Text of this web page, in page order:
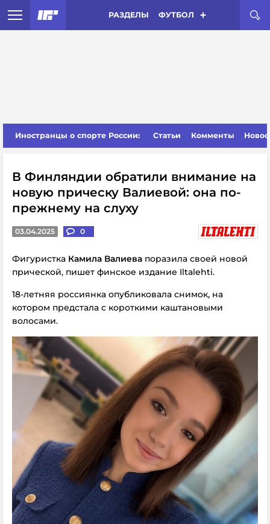
РАЗДЕЛЫ ФУТБОЛ
Иностранцы о спорте России: Статьи Комменты
В Финляндии обратили внимание на
новую прическу Валиевой: она по-
прежнему на слуху
03.04.2025 0
Фигуристка Камила Валиева поразила своей новой
прической, пишет финское издание Iltalehti.
18-летняя россиянка опубликовала снимок, на
котором предстала с короткими каштановыми
волосами.